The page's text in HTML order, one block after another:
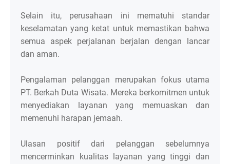
Selain itu, perusahaan ini mematuhi standar
keselamatan yang ketat untuk memastikan bahwa
semua aspek perjalanan berjalan dengan lancar
dan aman.
Pengalaman pelanggan merupakan fokus utama
PT. Berkah Duta Wisata. Mereka berkomitmen untuk
menyediakan layanan yang memuaskan dan
memenuhi harapan jemaah.
Ulasan positif dari pelanggan sebelumnya
mencerminkan kualitas layanan yang tinggi dan